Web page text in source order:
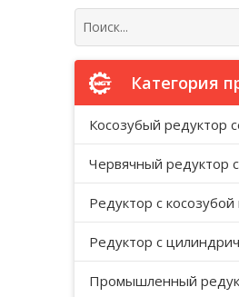
Категория
Косозубый редуктор